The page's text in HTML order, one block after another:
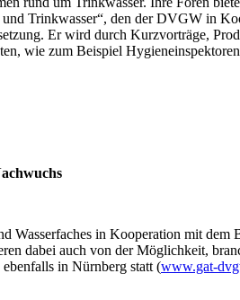
Trinkwasser“, den der DVGW in
Er wird durch Kurzvorträge,
wie zum Beispiel
Wasserfaches in Kooperation mit
dabei auch von der Möglichkeit,
in Nürnberg statt (www.gat-